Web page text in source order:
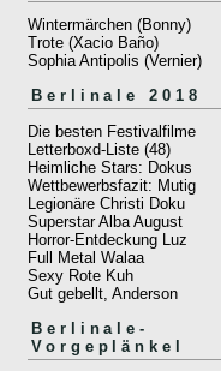
Wintermärchen (Bonny)
Trote (Xacio Baño)
Sophia Antipolis (Vernier)
Berlinale 2018
Die besten Festivalfilme
Letterboxd-Liste (48)
Heimliche Stars: Dokus
Wettbewerbsfazit: Mutig
Legionäre Christi Doku
Superstar Alba August
Horror-Entdeckung Luz
Full Metal Walaa
Sexy Rote Kuh
Gut gebellt, Anderson
Berlinale-
Vorgeplänkel